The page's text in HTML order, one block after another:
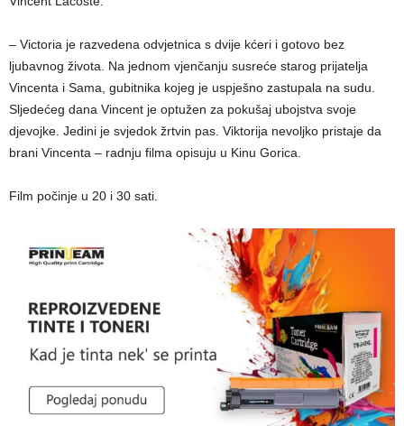
– Victoria je razvedena odvjetnica s dvije kćeri i gotovo bez
ljubavnog života. Na jednom vjenčanju susreće starog prijatelja
Vincenta i Sama, gubitnika kojeg je uspješno zastupala na sudu.
Sljedećeg dana Vincent je optužen za pokušaj ubojstva svoje
djevojke. Jedini je svjedok žrtvin pas. Viktorija nevoljko pristaje da
brani Vincenta – radnju filma opisuju u Kinu Gorica.
Film počinje u 20 i 30 sati.